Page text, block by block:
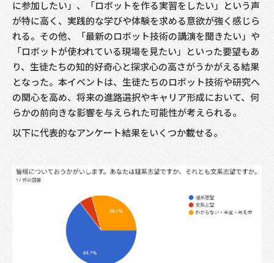
に参加したい」、「ロボットを作る実習をしたい」という声
が特に高く、実践的な学びや体験を求める意欲が強く感じら
れる。その他、「最新のロボット技術の講演を聞きたい」や
「ロボットが使われている現場を見たい」といった要望もあ
り、生徒たちの知的好奇心と探求心の高さがうかがえる結果
となった。本イベントは、生徒たちのロボット技術や研究へ
の関心を高め、将来の進路選択やキャリア形成において、何
らかの前向きな影響を与えられた可能性が考えられる。
以下に代表的なアンケート結果をいくつか載せる。